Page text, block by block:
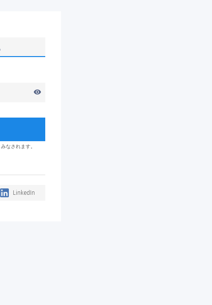
visibility
なされます。
LinkedIn